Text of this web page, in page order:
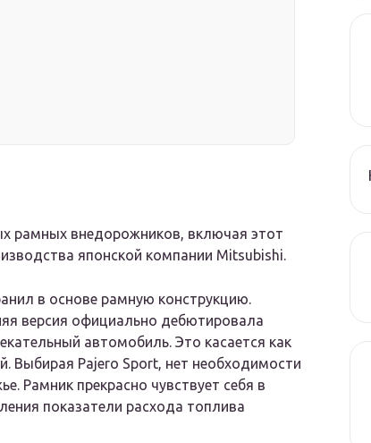
рамных внедорожников, включая этот
японской компании Mitsubishi.
в основе рамную конструкцию.
версия официально дебютировала
автомобиль. Это касается как
Выбирая Pajero Sport, нет необходимости
Рамник прекрасно чувствует себя в
показатели расхода топлива